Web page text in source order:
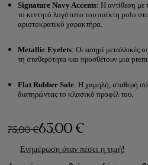
Signature Navy Accents: Η αντίθεση με
το κεντητό λογότυπο του παίκτη polo
αριστοκρατικό χαρακτήρα.
Metallic Eyelets: Οι ασημί μεταλλικές
τη σταθερότητα και προσθέτουν μια
Flat Rubber Sole: Η χαμηλή, σταθερή
διατηρώντας το κλασικό προφίλ του.
75,00€
Original
price
65,00 €
Η
τρέχουσα
Ενημέρωση όταν πέσει η τιμή!